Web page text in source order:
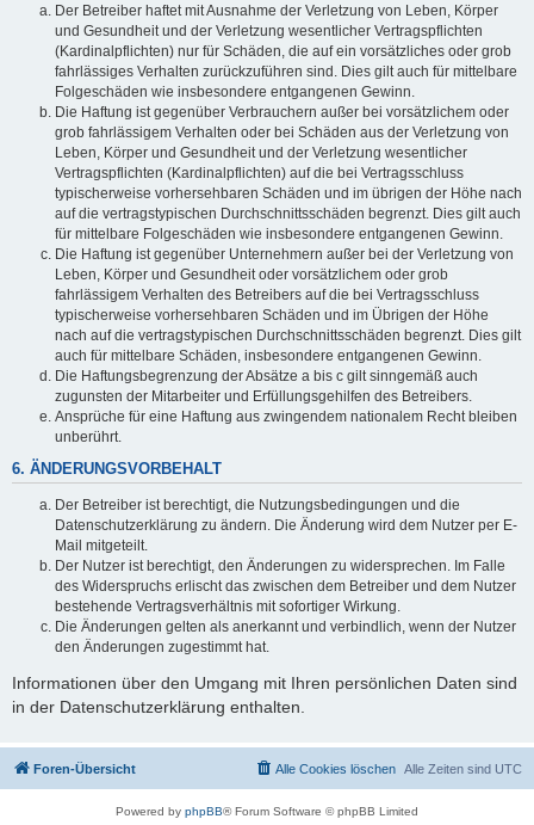
Der Betreiber haftet mit Ausnahme der Verletzung von Leben, Körper
und Gesundheit und der Verletzung wesentlicher Vertragspflichten
(Kardinalpflichten) nur für Schäden, die auf ein vorsätzliches oder grob
fahrlässiges Verhalten zurückzuführen sind. Dies gilt auch für mittelbare
Folgeschäden wie insbesondere entgangenen Gewinn.
Die Haftung ist gegenüber Verbrauchern außer bei vorsätzlichem oder
grob fahrlässigem Verhalten oder bei Schäden aus der Verletzung von
Leben, Körper und Gesundheit und der Verletzung wesentlicher
Vertragspflichten (Kardinalpflichten) auf die bei Vertragsschluss
typischerweise vorhersehbaren Schäden und im übrigen der Höhe nach
auf die vertragstypischen Durchschnittsschäden begrenzt. Dies gilt auch
für mittelbare Folgeschäden wie insbesondere entgangenen Gewinn.
Die Haftung ist gegenüber Unternehmern außer bei der Verletzung von
Leben, Körper und Gesundheit oder vorsätzlichem oder grob
fahrlässigem Verhalten des Betreibers auf die bei Vertragsschluss
typischerweise vorhersehbaren Schäden und im Übrigen der Höhe
nach auf die vertragstypischen Durchschnittsschäden begrenzt. Dies gilt
auch für mittelbare Schäden, insbesondere entgangenen Gewinn.
Die Haftungsbegrenzung der Absätze a bis c gilt sinngemäß auch
zugunsten der Mitarbeiter und Erfüllungsgehilfen des Betreibers.
Ansprüche für eine Haftung aus zwingendem nationalem Recht bleiben
unberührt.
6. ÄNDERUNGSVORBEHALT
Der Betreiber ist berechtigt, die Nutzungsbedingungen und die
Datenschutzerklärung zu ändern. Die Änderung wird dem Nutzer per E-
Mail mitgeteilt.
Der Nutzer ist berechtigt, den Änderungen zu widersprechen. Im Falle
des Widerspruchs erlischt das zwischen dem Betreiber und dem Nutzer
bestehende Vertragsverhältnis mit sofortiger Wirkung.
Die Änderungen gelten als anerkannt und verbindlich, wenn der Nutzer
den Änderungen zugestimmt hat.
Informationen über den Umgang mit Ihren persönlichen Daten sind
in der Datenschutzerklärung enthalten.
Foren-Übersicht Alle Zeiten sind UTC
Alle Cookies löschen
Powered by phpBB® Forum Software © phpBB Limited